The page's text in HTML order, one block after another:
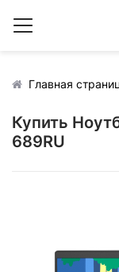
Главная
Купить
689RU